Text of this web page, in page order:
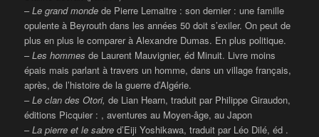
–Le grand monde de Pierre Lemaitre : son dernier : une famille
opulente à Beyrouth dans les années 50 doit s’exiler. On peut de
plus en plus le comparer à Alexandre Dumas. En plus politique.
–Les hommes de Laurent Mauvignier, éd Minuit. Livre moins
épais mais parlant à travers un homme, dans un village français,
après, de l’histoire de la guerre d’Algérie.
–Le clan des Otori,de Lian Hearn, traduit par Philippe Giraudon,
éditions Picquier : , aventures au Moyen-âge, au Japon
–La pierre et le sabre d’Eiji Yoshikawa, traduit par Léo Dilé, éd .